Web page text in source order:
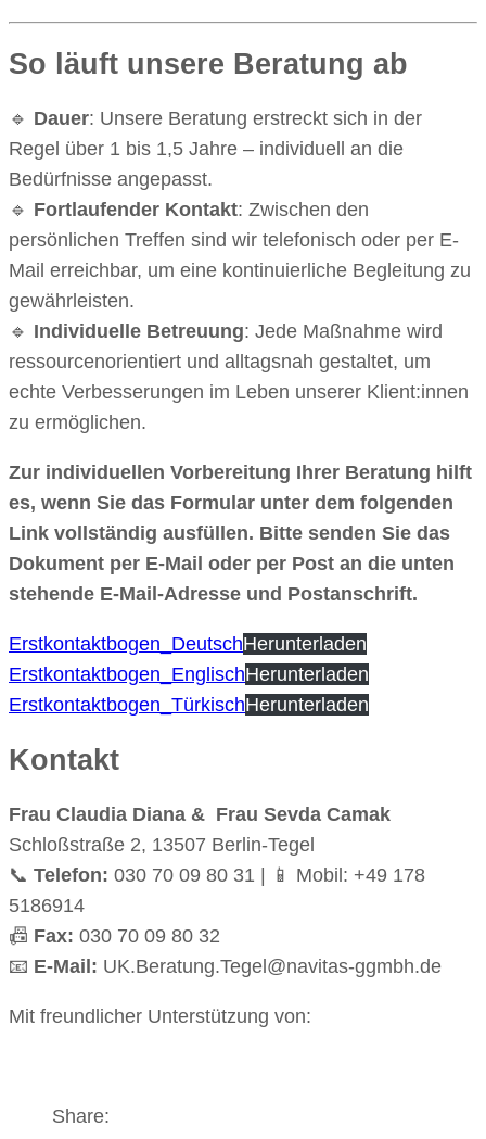
So läuft unsere Beratung ab
🔹 Dauer: Unsere Beratung erstreckt sich in der
Regel über 1 bis 1,5 Jahre – individuell an die
Bedürfnisse angepasst.
🔹 Fortlaufender Kontakt: Zwischen den
persönlichen Treffen sind wir telefonisch oder per E-
Mail erreichbar, um eine kontinuierliche Begleitung zu
gewährleisten.
🔹 Individuelle Betreuung: Jede Maßnahme wird
ressourcenorientiert und alltagsnah gestaltet, um
echte Verbesserungen im Leben unserer Klient:innen
zu ermöglichen.
Zur individuellen Vorbereitung Ihrer Beratung hilft
es, wenn Sie das Formular unter dem folgenden
Link vollständig ausfüllen. Bitte senden Sie das
Dokument per E-Mail oder per Post an die unten
stehende E-Mail-Adresse und Postanschrift.
Erstkontaktbogen_DeutschHerunterladen
Erstkontaktbogen_EnglischHerunterladen
Erstkontaktbogen_TürkischHerunterladen
Kontakt
Frau Claudia Diana & Frau Sevda Camak
Schloßstraße 2, 13507 Berlin-Tegel
📞 Telefon: 030 70 09 80 31 | 📱 Mobil: +49 178
5186914
📠 Fax: 030 70 09 80 32
📧 E-Mail: UK.Beratung.Tegel@navitas-ggmbh.de
Mit freundlicher Unterstützung von:
Share: